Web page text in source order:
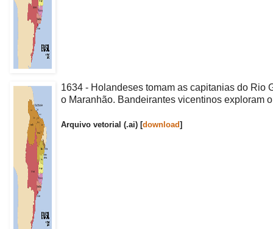
1634 - Holandeses tomam as capitanias do Rio
o Maranhão. Bandeirantes vicentinos exploram
Arquivo vetorial (.ai) [download]